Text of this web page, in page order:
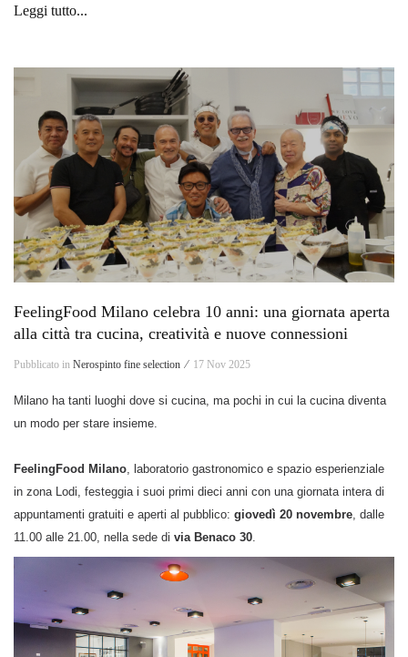
Leggi tutto...
FeelingFood Milano celebra 10 anni: una giornata aperta
alla città tra cucina, creatività e nuove connessioni
Pubblicato in Nerospinto fine selection ⁄ 17 Nov 2025
Milano ha tanti luoghi dove si cucina, ma pochi in cui la cucina diventa
un modo per stare insieme.
FeelingFood Milano , laboratorio gastronomico e spazio esperienziale
in zona Lodi, festeggia i suoi primi dieci anni con una giornata intera di
appuntamenti gratuiti e aperti al pubblico: giovedì 20 novembre , dalle
11.00 alle 21.00, nella sede di via Benaco 30